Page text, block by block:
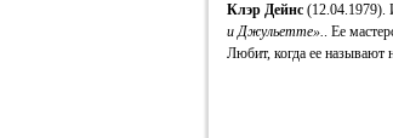
Клэр Дейнс (12.04.1979).
и Джульетте».. Ее
Любит, когда ее